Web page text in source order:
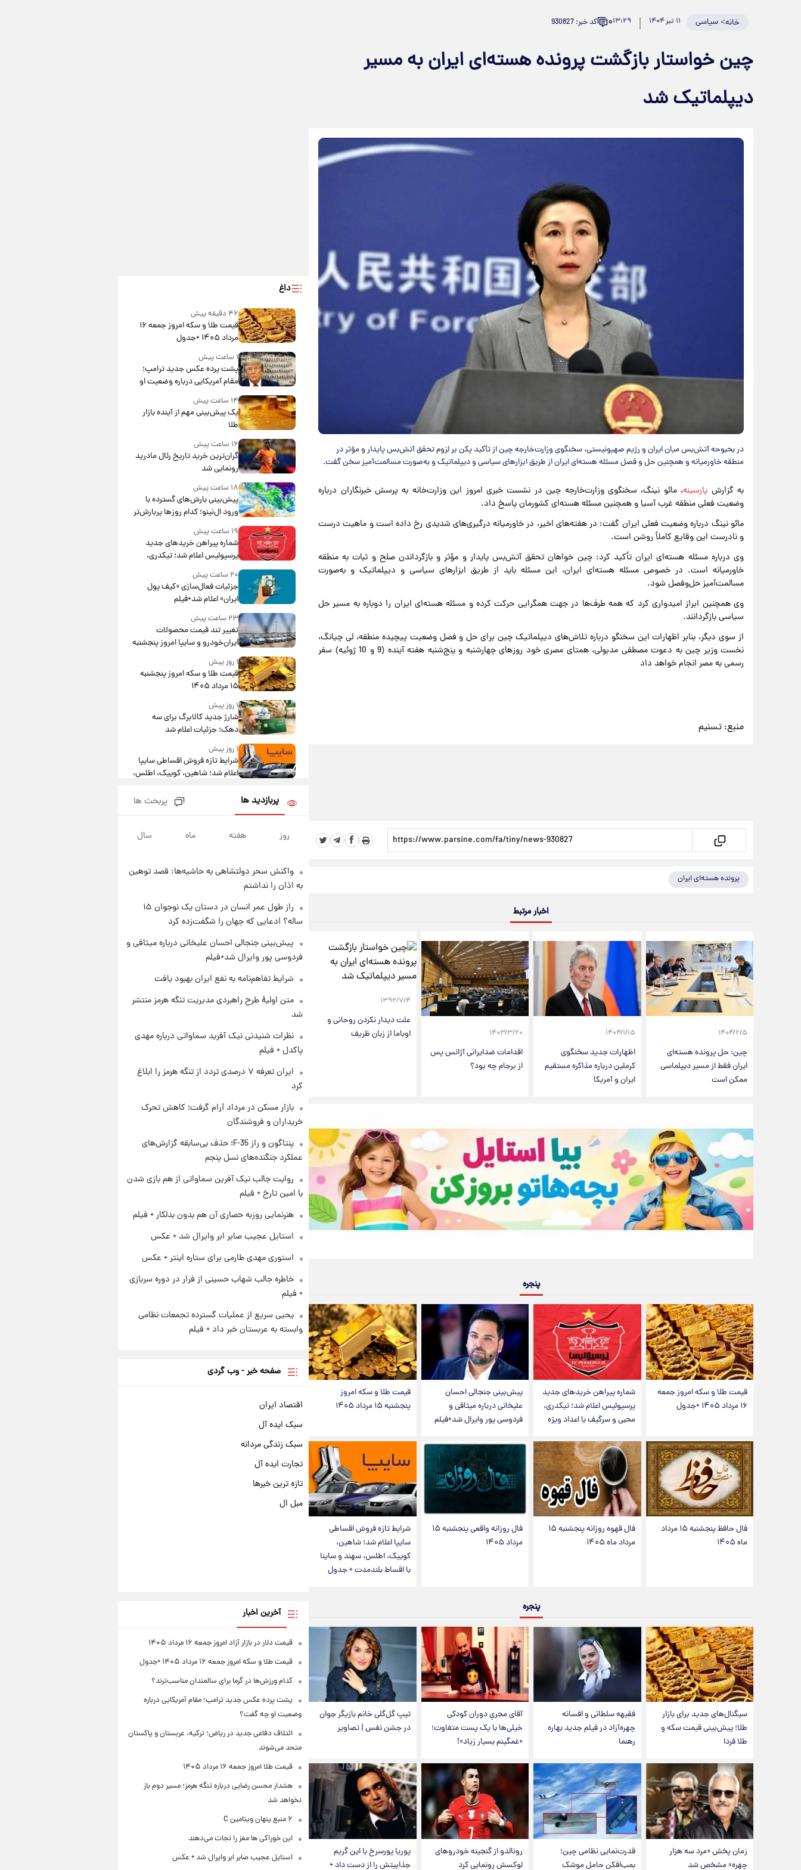
خانه>سیاسی ۱۱ تیر ۱۴۰۴ ۱۳:۲۹۰ کد خبر: 930827
چین خواستار بازگشت پرونده هسته‌ای ایران به مسیر
دیپلماتیک شد
در بحبوحه آتش‌بس میان ایران و رژیم صهیونیستی، سخنگوی وزارت‌خارجه چین از تأکید پکن بر لزوم تحقق آتش‌بس پایدار و مؤثر در
منطقه خاورمیانه و همچنین حل و فصل مسئله هسته‌ای ایران از طریق ابزارهای سیاسی و دیپلماتیک و به‌صورت مسالمت‌آمیز سخن گفت.
به گزارش پارسینه، مائو نینگ، سخنگوی وزارت‌خارجه چین در نشست خبری امروز این وزارت‌خانه به پرسش خبرنگاران درباره
وضعیت فعلی منطقه غرب آسیا و همچنین مسئله هسته‌ای کشورمان پاسخ داد.
مائو نینگ درباره وضعیت فعلی ایران گفت: در هفته‌های اخیر، در خاورمیانه درگیری‌های شدیدی رخ داده است و ماهیت درست
و نادرست این وقایع کاملاً روشن است.
وی درباره مسئله هسته‌ای ایران تأکید کرد: چین خواهان تحقق آتش‌بس پایدار و مؤثر و بازگرداندن صلح و ثبات به منطقه
خاورمیانه است. در خصوص مسئله هسته‌ای ایران، این مسئله باید از طریق ابزارهای سیاسی و دیپلماتیک و به‌صورت
مسالمت‌آمیز حل‌وفصل شود.
وی همچنین ابراز امیدواری کرد که همه طرف‌ها در جهت همگرایی حرکت کرده و مسئله هسته‌ای ایران را دوباره به مسیر حل
سیاسی بازگردانند.
از سوی دیگر، بنابر اظهارات این سخنگو درباره تلاش‌های دیپلماتیک چین برای حل و فصل وضعیت پیچیده منطقه، لی چیانگ،
نخست وزیر چین به دعوت مصطفی مدبولی، همتای مصری خود روزهای چهارشنبه و پنج‌شنبه هفته آینده (9 و 10 ژوئیه) سفر
رسمی به مصر انجام خواهد داد
منبع: تسنیم
پرونده هسته‌ای ایران
اخبار مرتبط
۱۴۰۴/۲/۵
چین: حل پرونده هسته‌ای
ایران فقط از مسیر دیپلماسی
ممکن است
۱۴۰۴/۱/۱۵
اظهارات جدید سخنگوی
کرملین درباره مذاکره مستقیم
ایران و آمریکا
۱۴۰۳/۳/۲۰
اقدامات ضدایرانی آژانس پس
از برجام چه بود؟
۱۳۹۲/۷/۴
علت دیدار نکردن روحانی و
اوباما از زبان ظریف
پنجره
قیمت طلا و سکه امروز جمعه
۱۶ مرداد ۱۴۰۵ +جدول
شماره پیراهن خریدهای جدید
پرسپولیس اعلام شد؛ تیکدری،
محبی و سرگیف با اعداد ویژه
پیش‌بینی جنجالی احسان
علیخانی درباره میثاقی و
فردوسی پور وایرال شد+فیلم
قیمت طلا و سکه امروز
پنجشنبه ۱۵ مرداد ۱۴۰۵
فال حافظ پنجشنبه ۱۵ مرداد
ماه ۱۴۰۵
فال قهوه روزانه پنجشنبه ۱۵
مرداد ماه ۱۴۰۵
فال روزانه واقعی پنجشنبه ۱۵
مرداد ۱۴۰۵
شرایط تازه فروش اقساطی
سایپا اعلام شد؛ شاهین،
کوییک، اطلس، سهند و ساینا
با اقساط بلندمدت + جدول
پنجره
سیگنال‌های جدید برای بازار
طلا؛ پیش‌بینی قیمت سکه و
طلا فردا
فقیهه سلطانی و افسانه
چهره‌آزاد در فیلم جدید بهاره
رهنما
آقای مجریِ دوران کودکی
خیلی‌ها با یک پست متفاوت؛
«غمگینم بسیار زیاد»!
تیپ گل‌گلی خانم بازیگر جوان
در جشن نفس | تصاویر
زمان پخش «مرد سه هزار
چهره» مشخص شد
قدرت‌نمایی نظامی چین؛
بمب‌افکن حامل موشک
رونالدو از گنجینه خودروهای
لوکسش رونمایی کرد
پوریا پورسرخ با این گریم
جذابیتش را از دست داد +
داغ
۴۶ دقیقه پیش
قیمت طلا و سکه امروز جمعه ۱۶
مرداد ۱۴۰۵ +جدول
۱ ساعت پیش
پشت پرده عکس جدید ترامپ؛
مقام آمریکایی درباره وضعیت او
چه گفت؟
۱۴ ساعت پیش
یک پیش‌بینی مهم از آینده بازار
طلا
۱۶ ساعت پیش
گران‌ترین خرید تاریخ رئال مادرید
رونمایی شد
۱۸ ساعت پیش
پیش‌بینی بارش‌های گسترده با
ورود ال‌نینو؛ کدام روزها پربارش‌تر
خواهند بود؟
۱۹ ساعت پیش
شماره پیراهن خریدهای جدید
پرسپولیس اعلام شد؛ تیکدری،
۲۰ ساعت پیش
جزئیات فعال‌سازی «کیف پول
ایران» اعلام شد+فیلم
۲۳ ساعت پیش
تغییر تند قیمت محصولات
ایران‌خودرو و سایپا امروز پنجشنبه
۱۵ مرداد ۱۴۰۵ +جدول
۱ روز پیش
قیمت طلا و سکه امروز پنجشنبه
۱۵ مرداد ۱۴۰۵
۱ روز پیش
شارژ جدید کالابرگ برای سه
دهک؛ جزئیات اعلام شد
۱ روز پیش
شرایط تازه فروش اقساطی سایپا
اعلام شد؛ شاهین، کوییک، اطلس،
سیگنال‌های جدید برای بازار طلا؛
پیش‌بینی قیمت سکه و طلا فردا
۱ روز پیش
ماه ۱۴۰۵
۱ روز پیش
مرداد ۱۴۰۵
پربازدید ها پربحث ها
روز هفته ماه سال
واکنش سحر دولتشاهی به حاشیه‌ها: قصد توهین
به اذان را نداشتم
راز طول عمر انسان در دستان یک نوجوان ۱۵
ساله؟ ادعایی که جهان را شگفت‌زده کرد
پیش‌بینی جنجالی احسان علیخانی درباره میثاقی و
فردوسی پور وایرال شد+فیلم
شرایط تفاهم‌نامه به نفع ایران بهبود یافت
متن اولیۀ طرح راهبردی مدیریت تنگه هرمز منتشر
شد
نظرات شنیدنی نیک آفرید سماواتی درباره مهدی
پاکدل + فیلم
ایران تعرفه ۷ درصدی تردد از تنگه هرمز را ابلاغ
کرد
بازار مسکن در مرداد آرام گرفت؛ کاهش تحرک
خریداران و فروشندگان
پنتاگون و راز F-35؛ حذف بی‌سابقه گزارش‌های
عملکرد جنگنده‌های نسل پنجم
روایت جالب نیک آفرین سماواتی از هم بازی شدن
با امین تارخ + فیلم
هنرنمایی روزبه حصاری آن هم بدون بدلکار + فیلم
استایل عجیب صابر ابر وایرال شد + عکس
استوری مهدی طارمی برای ستاره اینتر + عکس
خاطره جالب شهاب حسینی از فرار در دوره سربازی
+ فیلم
یحیی سریع از عملیات گسترده تجمعات نظامی
وابسته به عربستان خبر داد + فیلم
صفحه خبر - وب گردی
اقتصاد ایران
سبک ایده آل
سبک زندگی مردانه
تجارت ایده آل
تازه ترین خبرها
مبل ال
آخرین اخبار
قیمت دلار در بازار آزاد امروز جمعه ۱۶ مرداد ۱۴۰۵
قیمت طلا و سکه امروز جمعه ۱۶ مرداد ۱۴۰۵ +جدول
کدام ورزش‌ها در گرما برای سالمندان مناسب‌ترند؟
پشت پرده عکس جدید ترامپ؛ مقام آمریکایی درباره
وضعیت او چه گفت؟
ائتلاف دفاعی جدید در ریاض؛ ترکیه، عربستان و پاکستان
متحد می‌شوند
قیمت طلا امروز جمعه ۱۶ مرداد ۱۴۰۵
هشدار محسن رضایی درباره تنگه هرمز؛ مسیر دوم باز
نخواهد شد
۶ منبع پنهان ویتامین C
این خوراکی ها مغز را نجات می‌دهند
استایل عجیب صابر ابر وایرال شد + عکس